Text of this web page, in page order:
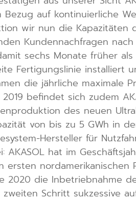
auf kontinuierliche
wir nun die Kapazitäten
Kundennachfragen
sechs Monate früher
Fertigungslinie installiert
die jährliche maximale
befindet sich zudem
des neuen
von bis zu 5 GWh in
Hersteller für
AKASOL hat im
ersten
2020 die Inbetriebnahme
Schritt sukzessive